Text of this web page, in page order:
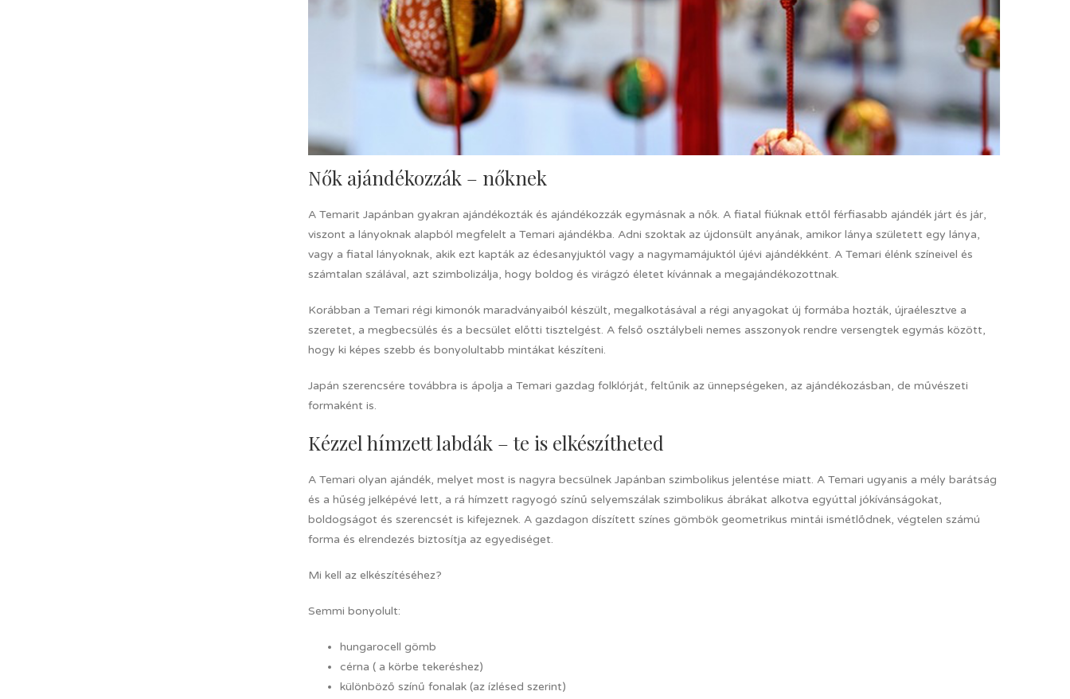
Nők ajándékozzák – nőknek
A Temarit Japánban gyakran ajándékozták és ajándékozzák egymásnak a nők. A fiatal fiúknak ettől férfiasabb ajándék járt és jár,
viszont a lányoknak alapból megfelelt a Temari ajándékba. Adni szoktak az újdonsült anyának, amikor lánya született egy lánya,
vagy a fiatal lányoknak, akik ezt kapták az édesanyjuktól vagy a nagymamájuktól újévi ajándékként. A Temari élénk színeivel és
számtalan szálával, azt szimbolizálja, hogy boldog és virágzó életet kívánnak a megajándékozottnak.
Korábban a Temari régi kimonók maradványaiból készült, megalkotásával a régi anyagokat új formába hozták, újraélesztve a
szeretet, a megbecsülés és a becsület előtti tisztelgést. A felső osztálybeli nemes asszonyok rendre versengtek egymás között,
hogy ki képes szebb és bonyolultabb mintákat készíteni.
Japán szerencsére továbbra is ápolja a Temari gazdag folklórját, feltűnik az ünnepségeken, az ajándékozásban, de művészeti
formaként is.
Kézzel hímzett labdák – te is elkészítheted
A Temari olyan ajándék, melyet most is nagyra becsülnek Japánban szimbolikus jelentése miatt. A Temari ugyanis a mély barátság
és a hűség jelképévé lett, a rá hímzett ragyogó színű selyemszálak szimbolikus ábrákat alkotva egyúttal jókívánságokat,
boldogságot és szerencsét is kifejeznek. A gazdagon díszített színes gömbök geometrikus mintái ismétlődnek, végtelen számú
forma és elrendezés biztosítja az egyediséget.
Mi kell az elkészítéséhez?
Semmi bonyolult:
hungarocell gömb
cérna ( a körbe tekeréshez)
különböző színű fonalak (az ízlésed szerint)